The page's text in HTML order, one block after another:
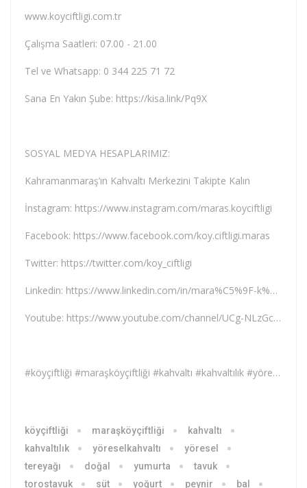
www.koyciftligi.com.tr
Çalışma Saatleri: 07.00 - 21.00
Tel ve Whatsapp: 0 344 225 71 72
Sana En Yakın Şube: https://kisa.link/Pq9X
SOSYAL MEDYA HESAPLARIMIZ:
Kahramanmaraş’ın Kahvaltı Merkezini Takipte Kalın
İnstagram: https://www.instagram.com/maras.koyciftligi
Facebook: https://www.facebook.com/koy.ciftligi.maras
Twitter: https://twitter.com/koy_ciftligi
Linkedin: https://www.linkedin.com/in/mara%C5%9F-k%C3%B6y-%C3%A7iftli%C4%9Fi
Youtube: https://www.youtube.com/channel/UCg-NLzGcJiG8uycxYwwqVKg
#köyçiftliği #maraşköyçiftliği #kahvaltı #kahvaltılık #yöreselkahvaltı #yöresel #tereyağı #doğal #yumurta #tavuk #süt #yoğurt #peynir #bal #Zeytin #kuruyemiş #baharat #bakliyat #tarhana #organik #köyyumurtası #köytavuğu #keçipeyniri #maraş #kahramanmaraş #ezinepeyniri
köyçiftliği maraşköyçiftliği
kahvaltı
kahvaltılık
yöreselkahvaltı
yöresel
tereyağı
doğal yumurta
tavuk
torostavuk
süt yoğurt peynir bal